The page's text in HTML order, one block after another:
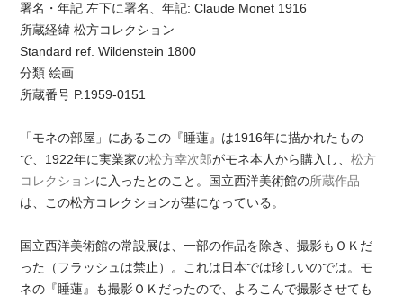
署名・年記 左下に署名、年記: Claude Monet 1916
所蔵経緯 松方コレクション
Standard ref. Wildenstein 1800
分類 絵画
所蔵番号 P.1959-0151
「モネの部屋」にあるこの『睡蓮』は1916年に描かれたもの
で、1922年に実業家の松方幸次郎がモネ本人から購入し、松方
コレクションに入ったとのこと。国立西洋美術館の所蔵作品
は、この松方コレクションが基になっている。
国立西洋美術館の常設展は、一部の作品を除き、撮影もＯＫだ
った（フラッシュは禁止）。これは日本では珍しいのでは。モ
ネの『睡蓮』も撮影ＯＫだったので、よろこんで撮影させても